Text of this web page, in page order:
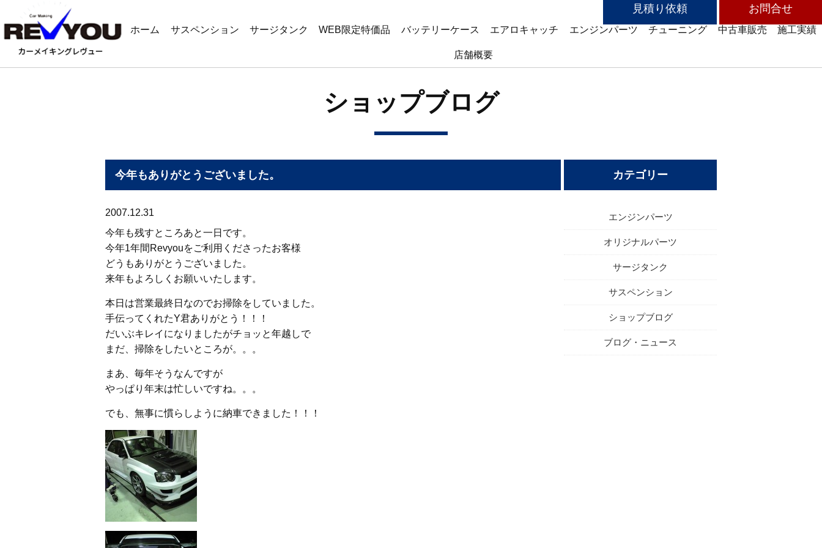
見積り依頼 お問合せ
ホーム サスペンション サージタンク WEB限定特価品 バッテリーケース エアロキャッチ エンジンパーツ チューニング 中古車販売 施工実績
店舗概要
ショップブログ
今年もありがとうございました。
2007.12.31
今年も残すところあと一日です。
今年1年間Revyouをご利用くださったお客様
どうもありがとうございました。
来年もよろしくお願いいたします。
本日は営業最終日なのでお掃除をしていました。
手伝ってくれたY君ありがとう！！！
だいぶキレイになりましたがチョッと年越しで
まだ、掃除をしたいところが。。。
まあ、毎年そうなんですが
やっぱり年末は忙しいですね。。。
でも、無事に慣らしように納車できました！！！
カテゴリー
エンジンパーツ
オリジナルパーツ
サージタンク
サスペンション
ショップブログ
ブログ・ニュース